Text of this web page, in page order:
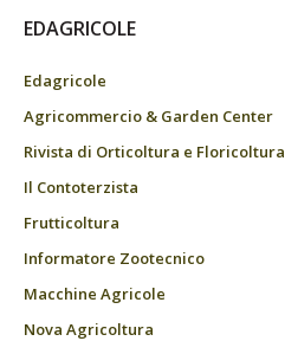
EDAGRICOLE
Edagricole
Agricommercio & Garden Center
Rivista di Orticoltura e Floricoltura
Il Contoterzista
Frutticoltura
Informatore Zootecnico
Macchine Agricole
Nova Agricoltura